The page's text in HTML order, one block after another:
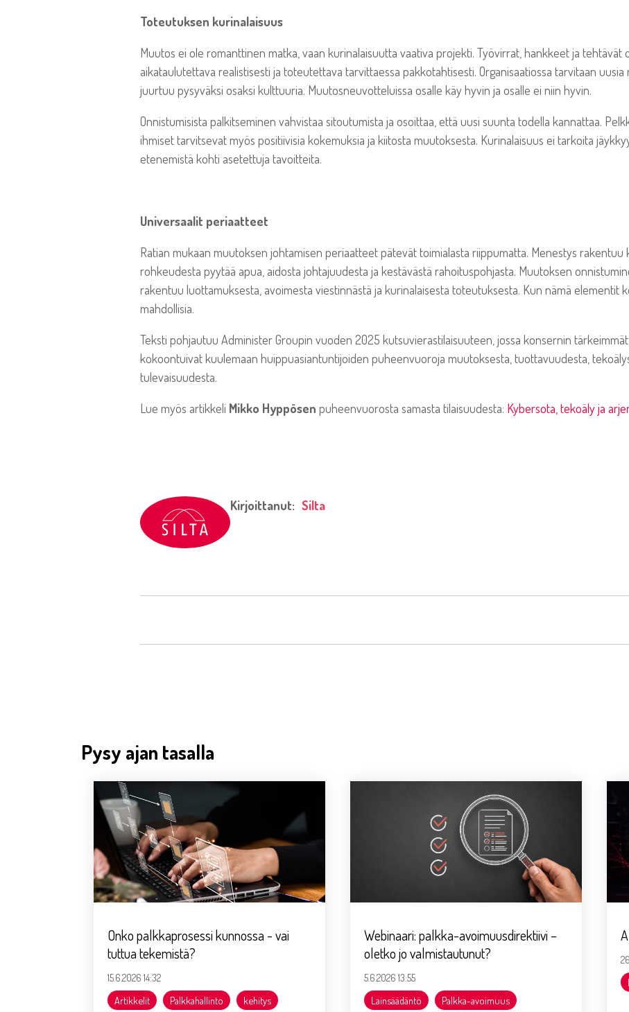
Toteutuksen kurinalaisuus
Muutos ei ole romanttinen matka, vaan kurinalaisuutta vaativa projekti. Työvirrat, hankkeet ja tehtävät
aikataulutettava realistisesti ja toteutettava tarvittaessa pakkotahtisesti. Organisaatiossa tarvitaan
juurtuu pysyväksi osaksi kulttuuria. Muutosneuvotteluissa osalle käy hyvin ja osalle ei niin hyvin.
Onnistumisista palkitseminen vahvistaa sitoutumista ja osoittaa, että uusi suunta todella kannattaa.
ihmiset tarvitsevat myös positiivisia kokemuksia ja kiitosta muutoksesta. Kurinalaisuus ei tarkoita
etenemistä kohti asetettuja tavoitteita.
Universaalit periaatteet
Ratian mukaan muutoksen johtamisen periaatteet pätevät toimialasta riippumatta. Menestys rakentuu
rohkeudesta pyytää apua, aidosta johtajuudesta ja kestävästä rahoituspohjasta. Muutoksen
rakentuu luottamuksesta, avoimesta viestinnästä ja kurinalaisesta toteutuksesta. Kun nämä elementit
mahdollisia.
Teksti pohjautuu Administer Groupin vuoden 2025 kutsuvierastilaisuuteen, jossa konsernin
kokoontuivat kuulemaan huippuasiantuntijoiden puheenvuoroja muutoksesta, tuottavuudesta,
tulevaisuudesta.
Lue myös artikkeli Mikko Hyppösen puheenvuorosta samasta tilaisuudesta: Kybersota, tekoäly ja
Kirjoittanut: Silta
Pysy ajan tasalla
Onko palkkaprosessi kunnossa - vai
tuttua tekemistä?
15.6.2026 14:32
Artikkelit Palkkahallinto kehitys
Webinaari: palkka-avoimuusdirektiivi –
oletko jo valmistautunut?
5.6.2026 13:55
Lainsäädäntö Palkka-avoimuus